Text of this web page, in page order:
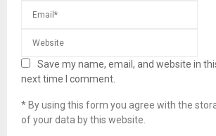
Save my name, email, and website in
next time I comment.
* By using this form you agree with the
of your data by this website.